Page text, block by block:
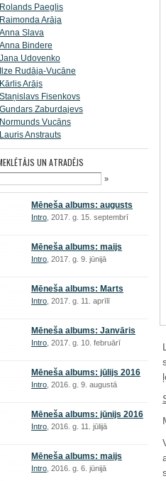
Rolands Paeglis
Raimonda Arāja
Anna Slava
Anna Bindere
Jana Udovenko
Ilze Rudāja-Vucāne
Kārlis Arājs
Staņislavs Fisenkovs
Gundars Zaburdajevs
Normunds Vucāns
Lauris Anstrauts
UN ATRADĒJS
»
Mēneša albums: augusts
Intro , 2017. g. 15. septembrī
Mēneša albums: maijs
Intro , 2017. g. 9. jūnijā
Mēneša albums: Marts
Intro , 2017. g. 11. aprīlī
Mēneša albums: Janvāris
Intro , 2017. g. 10. februārī
Mēneša albums: jūlijs 2016
Intro , 2016. g. 9. augustā
Mēneša albums: jūnijs 2016
Intro , 2016. g. 11. jūlijā
Mēneša albums: maijs
Intro , 2016. g. 6. jūnijā